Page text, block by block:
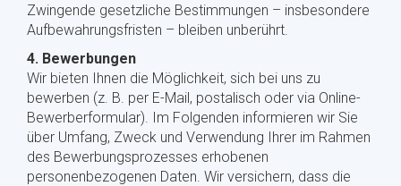
Zwingende gesetzliche Bestimmungen – insbesondere
Aufbewahrungsfristen – bleiben unberührt.
4. Bewerbungen
Wir bieten Ihnen die Möglichkeit, sich bei uns zu
bewerben (z. B. per E-Mail, postalisch oder via Online-
Bewerberformular). Im Folgenden informieren wir Sie
über Umfang, Zweck und Verwendung Ihrer im Rahmen
des Bewerbungsprozesses erhobenen
personenbezogenen Daten. Wir versichern, dass die